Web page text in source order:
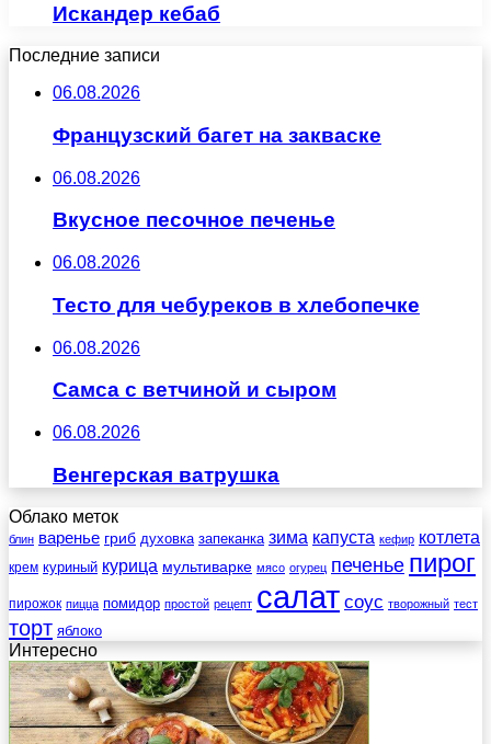
Искандер кебаб
Последние записи
06.08.2026
Французский багет на закваске
06.08.2026
Вкусное песочное печенье
06.08.2026
Тесто для чебуреков в хлебопечке
06.08.2026
Самса с ветчиной и сыром
06.08.2026
Венгерская ватрушка
Облако меток
блин варенье гриб духовка запеканка зима капуста кефир котлета
крем куриный курица мультиварке мясо огурец печенье пирог
пирожок пицца помидор простой рецепт салат соус творожный тест
торт яблоко
Интересно